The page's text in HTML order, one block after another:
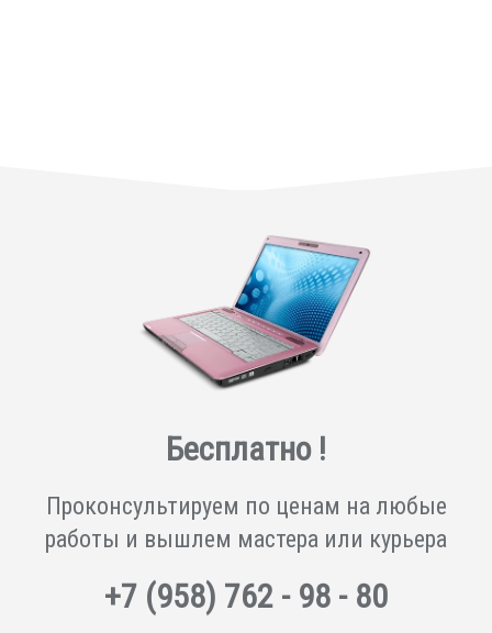
Бесплатно !
Проконсультируем по ценам на любые
работы и вышлем мастера или курьера
+7 (958) 762 - 98 - 80